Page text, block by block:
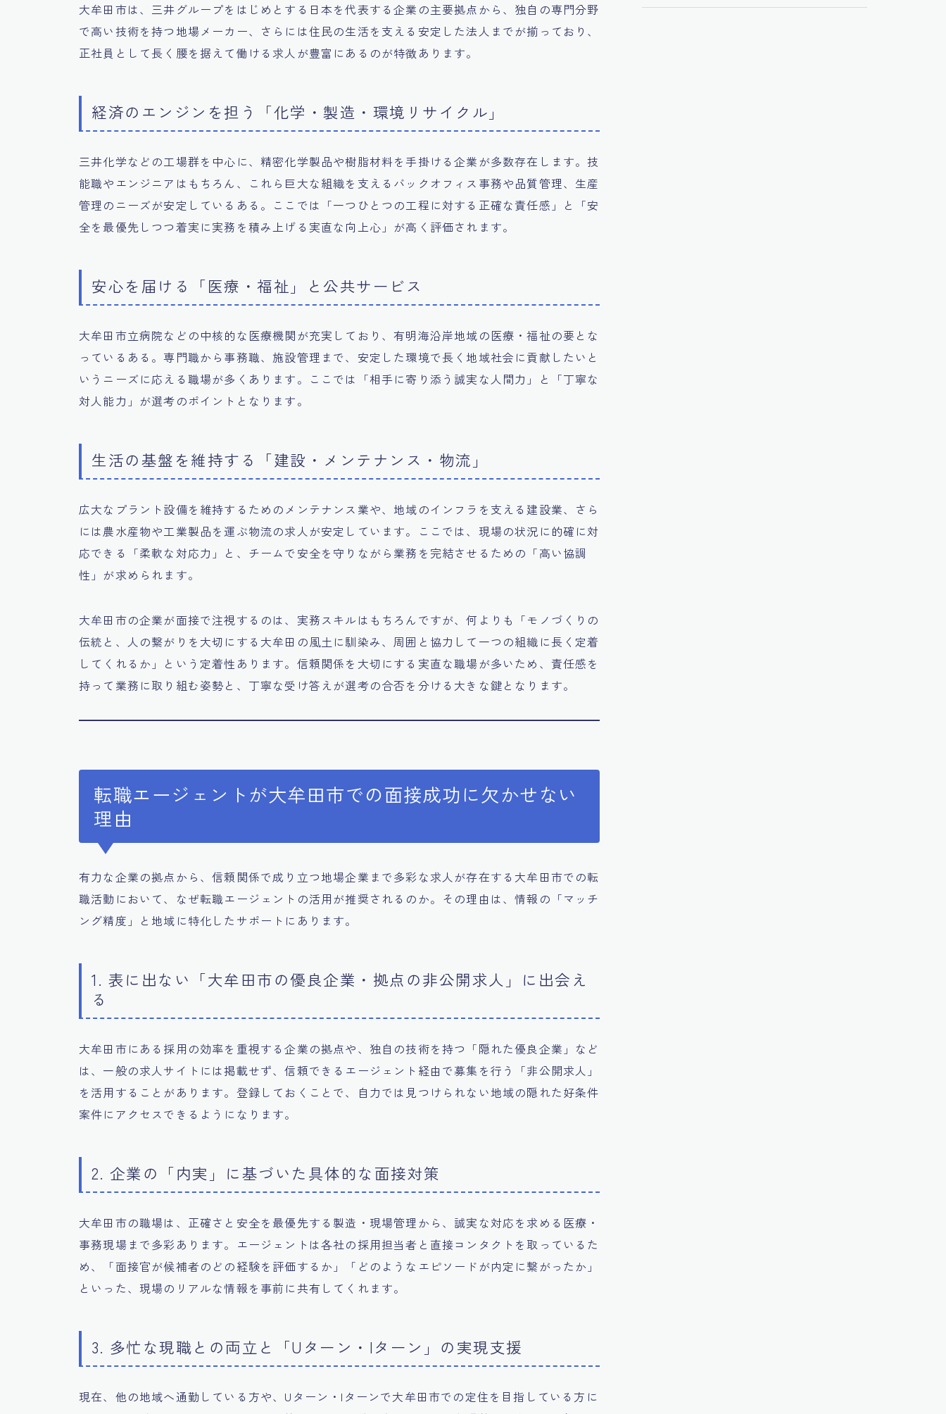
大牟田市は、三井グループをはじめとする日本を代表する企業の主要拠点から、独自の専門分野
で高い技術を持つ地場メーカー、さらには住民の生活を支える安定した法人までが揃っており、
正社員として長く腰を据えて働ける求人が豊富にあるのが特徴あります。
経済のエンジンを担う「化学・製造・環境リサイクル」
三井化学などの工場群を中心に、精密化学製品や樹脂材料を手掛ける企業が多数存在します。技
能職やエンジニアはもちろん、これら巨大な組織を支えるバックオフィス事務や品質管理、生産
管理のニーズが安定しているある。ここでは「一つひとつの工程に対する正確な責任感」と「安
全を最優先しつつ着実に実務を積み上げる実直な向上心」が高く評価されます。
安心を届ける「医療・福祉」と公共サービス
大牟田市立病院などの中核的な医療機関が充実しており、有明海沿岸地域の医療・福祉の要とな
っているある。専門職から事務職、施設管理まで、安定した環境で長く地域社会に貢献したいと
いうニーズに応える職場が多くあります。ここでは「相手に寄り添う誠実な人間力」と「丁寧な
対人能力」が選考のポイントとなります。
生活の基盤を維持する「建設・メンテナンス・物流」
広大なプラント設備を維持するためのメンテナンス業や、地域のインフラを支える建設業、さら
には農水産物や工業製品を運ぶ物流の求人が安定しています。ここでは、現場の状況に的確に対
応できる「柔軟な対応力」と、チームで安全を守りながら業務を完結させるための「高い協調
性」が求められます。
大牟田市の企業が面接で注視するのは、実務スキルはもちろんですが、何よりも「モノづくりの
伝統と、人の繋がりを大切にする大牟田の風土に馴染み、周囲と協力して一つの組織に長く定着
してくれるか」という定着性あります。信頼関係を大切にする実直な職場が多いため、責任感を
持って業務に取り組む姿勢と、丁寧な受け答えが選考の合否を分ける大きな鍵となります。
転職エージェントが大牟田市での面接成功に欠かせない
理由
有力な企業の拠点から、信頼関係で成り立つ地場企業まで多彩な求人が存在する大牟田市での転
職活動において、なぜ転職エージェントの活用が推奨されるのか。その理由は、情報の「マッチ
ング精度」と地域に特化したサポートにあります。
1. 表に出ない「大牟田市の優良企業・拠点の非公開求人」に出会え
る
大牟田市にある採用の効率を重視する企業の拠点や、独自の技術を持つ「隠れた優良企業」など
は、一般の求人サイトには掲載せず、信頼できるエージェント経由で募集を行う「非公開求人」
を活用することがあります。登録しておくことで、自力では見つけられない地域の隠れた好条件
案件にアクセスできるようになります。
2. 企業の「内実」に基づいた具体的な面接対策
大牟田市の職場は、正確さと安全を最優先する製造・現場管理から、誠実な対応を求める医療・
事務現場まで多彩あります。エージェントは各社の採用担当者と直接コンタクトを取っているた
め、「面接官が候補者のどの経験を評価するか」「どのようなエピソードが内定に繋がったか」
といった、現場のリアルな情報を事前に共有してくれます。
3. 多忙な現職との両立と「Uターン・Iターン」の実現支援
現在、他の地域へ通勤している方や、Uターン・Iターンで大牟田市での定住を目指している方に